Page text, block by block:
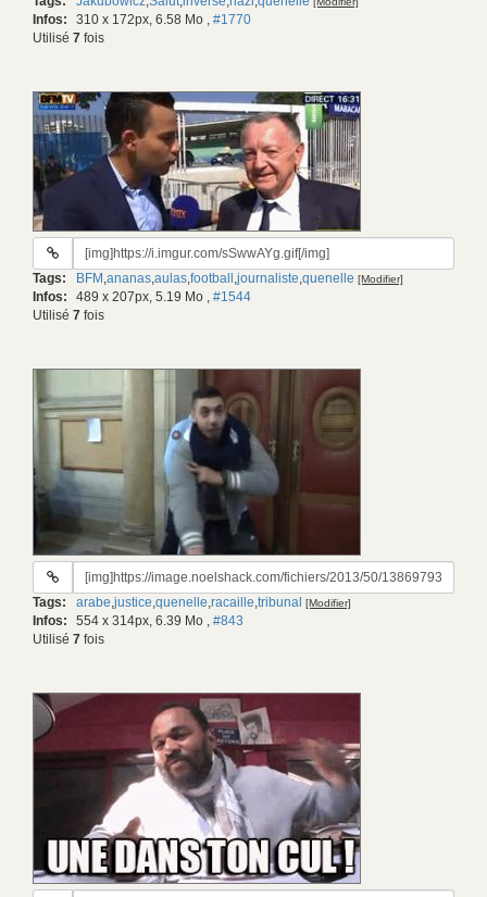
gif:
Infos: 310 x 172px, 6.58 Mo , #1770
Utilisé 7 fois
URL
gif:
Tags: BFM ,ananas,aulas,football ,journaliste,quenelle [Modifier]
Infos: 489 x 207px, 5.19 Mo , #1544
Utilisé 7 fois
URL
gif:
Tags: arabe,justice,quenelle,racaille,tribunal [Modifier]
Infos: 554 x 314px, 6.39 Mo , #843
Utilisé 7 fois